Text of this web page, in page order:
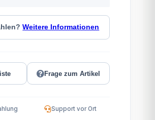
Weitere Informationen
Frage zum Artikel
Support vor Ort